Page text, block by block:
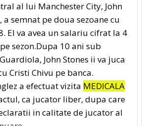
al lui Manchester City, John
a semnat pe doua sezoane cu
El va avea un salariu cifrat la 4
sezon.Dupa 10 ani sub
John Stones ii va juca
Cristi Chivu pe banca.
a efectuat vizita MEDICALA
ca jucator liber, dupa care
in calitate de jucator al